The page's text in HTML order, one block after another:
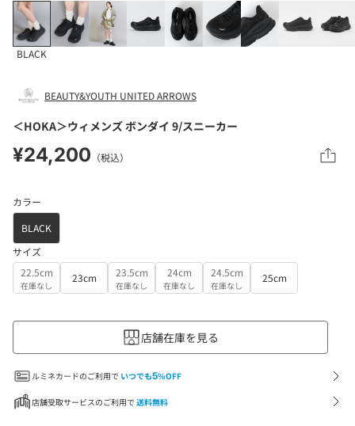
BLACK
BEAUTY&YOUTH UNITED ARROWS
＜HOKA＞ウィメンズ ボンダイ 9/スニーカー
¥24,200 （税込）
カラー
BLACK
サイズ
22.5cm
在庫なし
23cm 23.5cm
在庫なし
24cm
在庫なし
24.5cm
在庫なし
25cm
店舗在庫を見る
ルミネカードのご利用で いつでも5%OFF
店舗受取サービスのご利用で 送料無料